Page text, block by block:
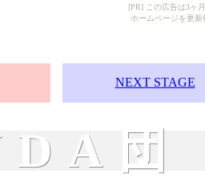
[PR] この広告は3ヶ
ホームページを更
NEXT STAGE
団